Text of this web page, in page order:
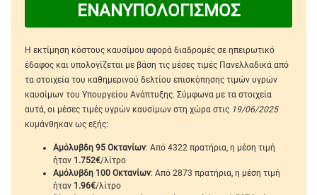
ΕΝΑΝΥΠΟΛΟΓΙΣΜΟΣ
Η εκτίμηση κόστους καυσίμου αφορά διαδρομές σε ηπειρωτικό
έδαφος και υπολογίζεται με βάση τις μέσες τιμές Πανελλαδικά από
τα στοιχεία του καθημερινού δελτίου επισκόπησης τιμών υγρών
καυσίμων του Υπουργείου Ανάπτυξης. Σύμφωνα με τα στοιχεία
αυτά, οι μέσες τιμές υγρών καυσίμων στη χώρα στις 19/06/2025
κυμάνθηκαν ως εξής:
Αμόλυβδη 95 Οκτανίων: Από 4322 πρατήρια, η μέση τιμή
ήταν 1.752€/λίτρο
Αμόλυβδη 100 Οκτανίων: Από 2873 πρατήρια, η μέση τιμή
ήταν 1.96€/λίτρο